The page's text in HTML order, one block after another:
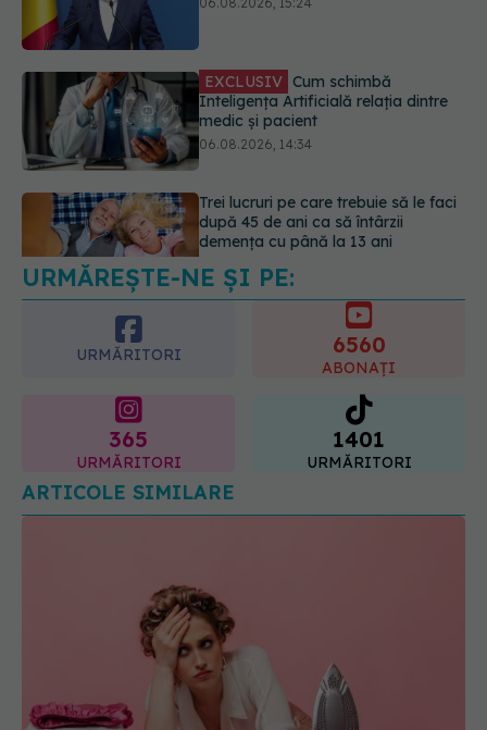
Trei lucruri pe care trebuie să le faci
după 45 de ani ca să întârzii
demența cu până la 13 ani
06.08.2026, 13:03
Colebil și Panzcebil, blocate
temporar în farmacii. ANMDMR
explică de ce a luat măsura
06.08.2026, 16:37
URMĂREȘTE-NE ȘI PE:
URMĂRITORI
365 1401
URMĂRITORI
ARTICOLE SIMILARE
De ce să învelești talpa fierului de călcat cu folie
de aluminiu